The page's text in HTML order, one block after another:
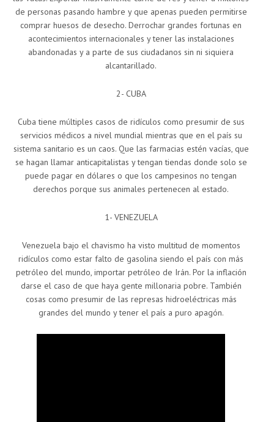
de personas pasando hambre y que apenas pueden permitirse
comprar huesos de desecho. Derrochar grandes fortunas en
acontecimientos internacionales y tener las instalaciones
abandonadas y a parte de sus ciudadanos sin ni siquiera
alcantarillado.
2- CUBA
Cuba tiene múltiples casos de ridículos como presumir de sus
servicios médicos a nivel mundial mientras que en el país su
sistema sanitario es un caos. Que las farmacias estén vacías, que
se hagan llamar anticapitalistas y tengan tiendas donde solo se
puede pagar en dólares o que los campesinos no tengan
derechos porque sus animales pertenecen al estado.
1- VENEZUELA
Venezuela bajo el chavismo ha visto multitud de momentos
ridículos como estar falto de gasolina siendo el país con más
petróleo del mundo, importar petróleo de Irán. Por la inflación
darse el caso de que haya gente millonaria pobre. También
cosas como presumir de las represas hidroeléctricas más
grandes del mundo y tener el país a puro apagón.